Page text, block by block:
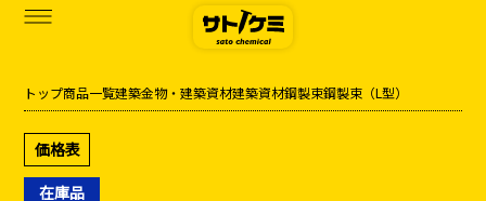
トップ商品一覧建築金物・建築資材建築資材鋼製束鋼製束（L型）
価格表
在庫品